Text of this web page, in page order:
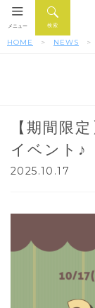
検索
メニュー
HOME NEWS
【期間限
イベント♪
2025.10.17